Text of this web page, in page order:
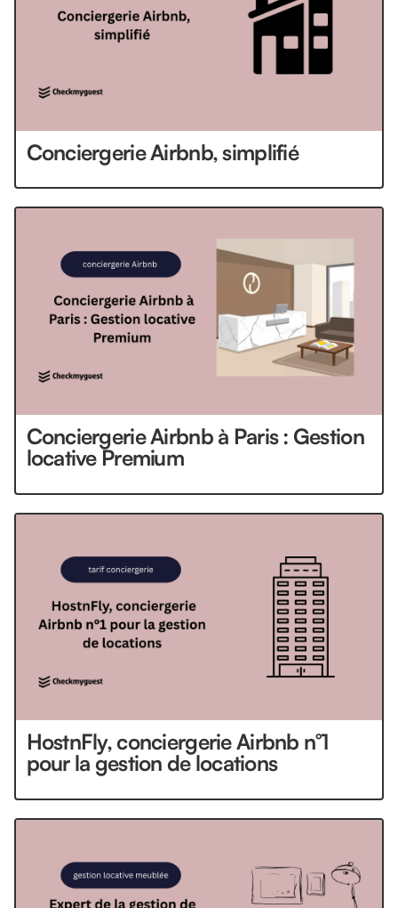
Conciergerie Airbnb, simplifié
Conciergerie Airbnb à Paris : Gestion
locative Premium
HostnFly, conciergerie Airbnb n°1
pour la gestion de locations